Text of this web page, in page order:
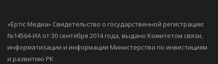
«Ертiс Медиа» Свидетельство о государственной регистрации:
№14564-ИА от 30 сентября 2014 года, выдано Комитетом связи,
информатизации и информации Министерства по инвестициям
и развитию РК